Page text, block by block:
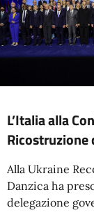
L’Italia alla
Ricostruzione
Alla Ukraine
Danzica ha
delegazione